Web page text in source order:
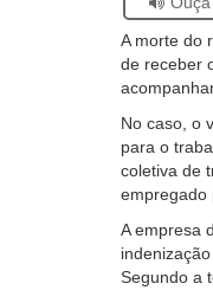
Histórico
estiver
usando
leitor
de
tela,
este
é
um
recurso
A morte do
de receber
No caso, o
para o
coletiva de
empregado
A empresa
Segundo a